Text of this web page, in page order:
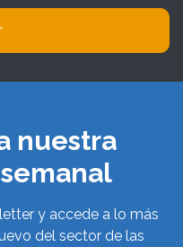
nuestra
y accede a lo más
del sector de las